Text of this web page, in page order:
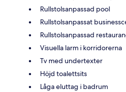
Rullstolsanpassad pool
Rullstolsanpassat
Rullstolsanpassad
Visuella larm i korridorerna
Tv med undertexter
Höjd toalettsits
Låga eluttag i badrum